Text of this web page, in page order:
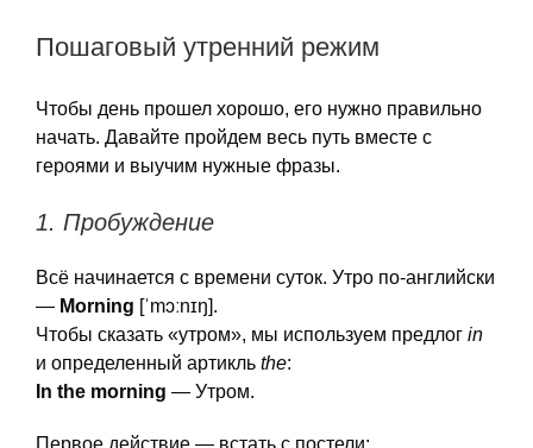
Пошаговый утренний режим
Чтобы день прошел хорошо, его нужно правильно
начать. Давайте пройдем весь путь вместе с
героями и выучим нужные фразы.
1. Пробуждение
Всё начинается с времени суток. Утро по-английски
— Morning [ˈmɔːnɪŋ].
Чтобы сказать «утром», мы используем предлог in
и определенный артикль the:
In the morning — Утром.